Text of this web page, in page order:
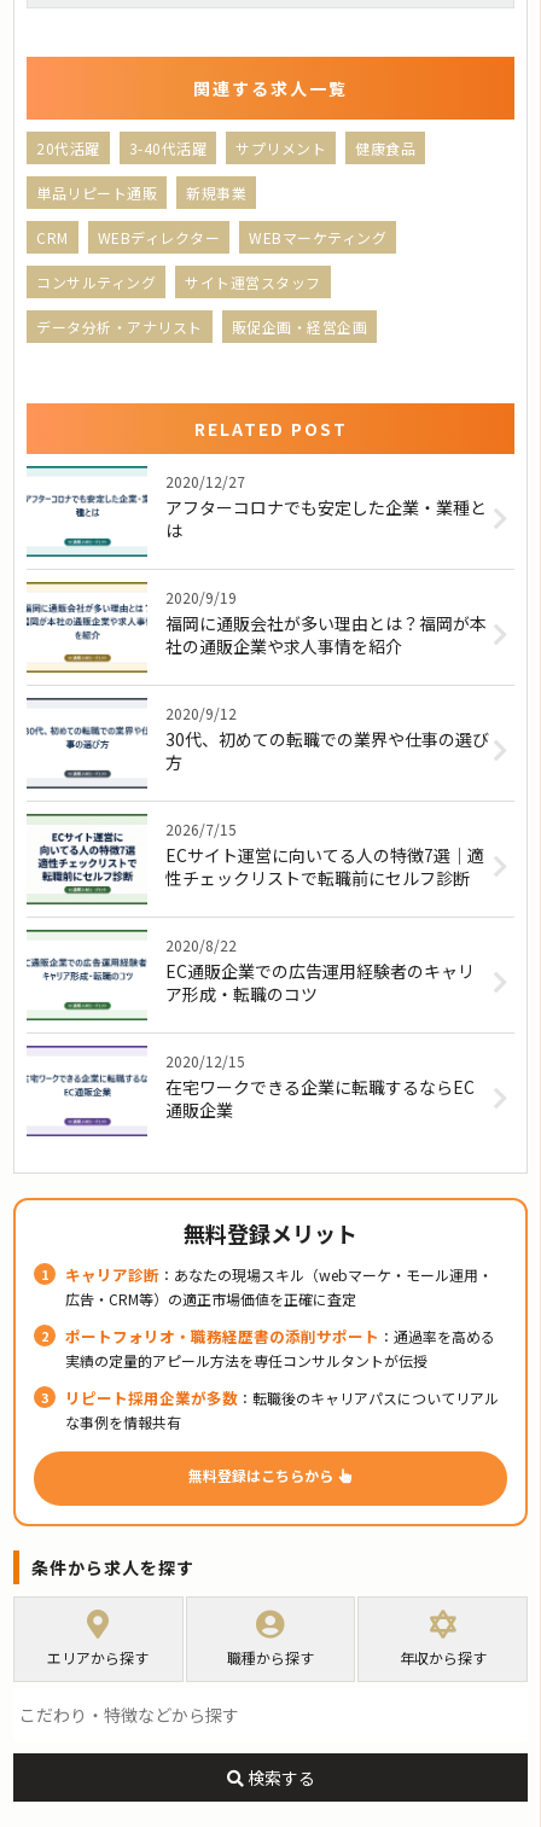
関連する求人一覧
20代活躍 3-40代活躍 サプリメント 健康食品
単品リピート通販 新規事業
CRM WEBディレクター WEBマーケティング
コンサルティング サイト運営スタッフ
データ分析・アナリスト 販促企画・経営企画
RELATED POST
2020/12/27
アフターコロナでも安定した企業・業種と
は
2020/9/19
福岡に通販会社が多い理由とは？福岡が本
社の通販企業や求人事情を紹介
2020/9/12
30代、初めての転職での業界や仕事の選び
方
2026/7/15
ECサイト運営に向いてる人の特徴7選｜適
性チェックリストで転職前にセルフ診断
2020/8/22
EC通販企業での広告運用経験者のキャリ
ア形成・転職のコツ
2020/12/15
在宅ワークできる企業に転職するならEC
通販企業
無料登録メリット
キャリア診断 ：あなたの現場スキル（webマーケ・モール運用・
広告・CRM等）の適正市場価値を正確に査定
ポートフォリオ・職務経歴書の添削サポート ：通過率を高める
実績の定量的アピール方法を専任コンサルタントが伝授
リピート採用企業が多数 ：転職後のキャリアパスについてリアル
な事例を情報共有
無料登録はこちらから
条件から求人を探す
エリアから探す 職種から探す 年収から探す
検索する